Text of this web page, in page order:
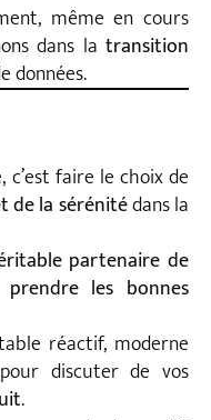
même en cours
dans la transition
données.
faire le choix de
de la sérénitédans la
partenaire de
prendre les bonnes
réactif, moderne
discuter de vos
.